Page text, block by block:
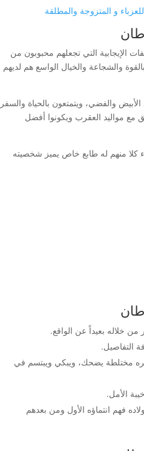
و المتزوجة والمطلقة
الإيجابية التي تجعلهم محبوبون من
والشجاعة والخيال الواسع هم لديهم
والفضي، ويتمتعون بالحياة والسفر
مع مواليد العقرب ويكونوا أفضل
كلا منهم له طابع خاص يميز شخصيته
خلاله بعيداً عن الواقع.
التفاصيل.
مختلطة يضحك، ويبكي ويبتسم في
الأمل.
فهم انتماؤه الأول ومن بعدهم